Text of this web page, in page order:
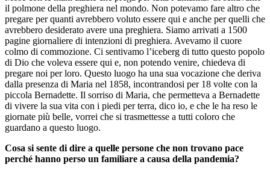
il polmone della preghiera nel mondo. Non potevamo fare altro che
pregare per quanti avrebbero voluto essere qui e anche per quelli che
avrebbero desiderato avere una preghiera. Siamo arrivati a 1500
pagine giornaliere di intenzioni di preghiera. Avevamo il cuore
colmo di commozione. Ci sentivamo l’iceberg di tutto questo popolo
di Dio che voleva essere qui e, non potendo venire, chiedeva di
pregare noi per loro. Questo luogo ha una sua vocazione che deriva
dalla presenza di Maria nel 1858, incontrandosi per 18 volte con la
piccola Bernadette. Il sorriso di Maria, che permetteva a Bernadette
di vivere la sua vita con i piedi per terra, dico io, e che le ha reso le
giornate più belle, vorrei che si trasmettesse a tutti coloro che
guardano a questo luogo.
Cosa si sente di dire a quelle persone che non trovano pace
perché hanno perso un familiare a causa della pandemia?